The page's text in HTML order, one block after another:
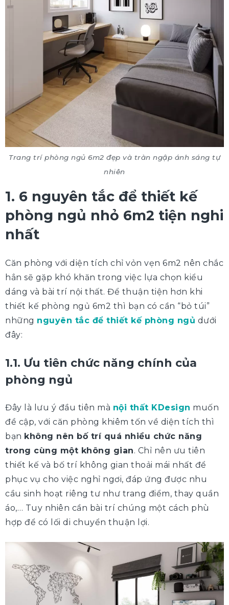
Trang trí phòng ngủ 6m2 đẹp và tràn ngập ánh sáng tự
nhiên
1. 6 nguyên tắc để thiết kế
phòng ngủ nhỏ 6m2 tiện nghi
nhất
Căn phòng với diện tích chỉ vỏn vẹn 6m2 nên chắc
hẳn sẽ gặp khó khăn trong việc lựa chọn kiểu
dáng và bài trí nội thất. Để thuận tiện hơn khi
thiết kế phòng ngủ 6m2 thì bạn có cần “bỏ túi”
những nguyên tắc để thiết kế phòng ngủ dưới
đây:
1.1. Ưu tiên chức năng chính của
phòng ngủ
Đây là lưu ý đầu tiên mà nội thất KDesign muốn
đề cập, với căn phòng khiêm tốn về diện tích thì
bạn không nên bố trí quá nhiều chức năng
trong cùng một không gian. Chỉ nên ưu tiên
thiết kế và bố trí không gian thoải mái nhất để
phục vụ cho việc nghỉ ngơi, đáp ứng được nhu
cầu sinh hoạt riêng tư như trang điểm, thay quần
áo,… Tuy nhiên cần bài trí chúng một cách phù
hợp để có lối di chuyển thuận lợi.